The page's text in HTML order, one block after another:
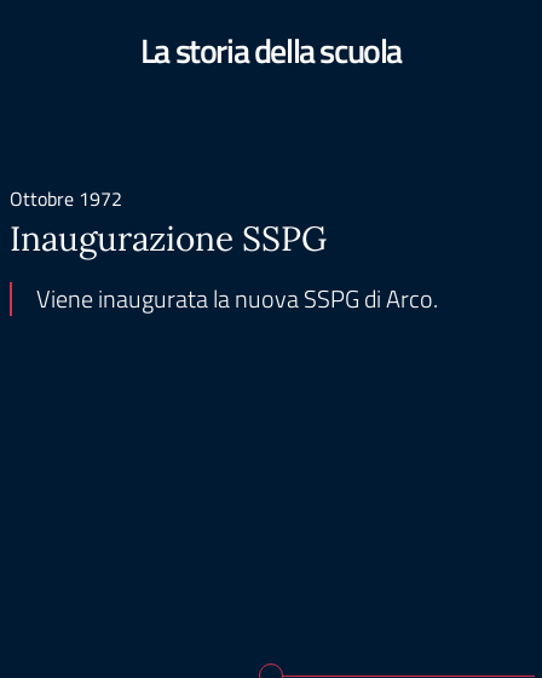
La storia della scuola
Ottobre 1972
Inaugurazione SSPG
Viene inaugurata la nuova SSPG di Arco.